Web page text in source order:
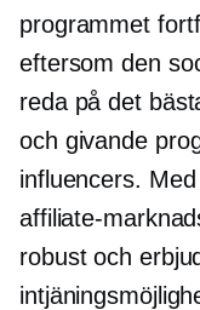
programmet
eftersom den
reda på det
och givande
influencers.
affiliate-
robust och